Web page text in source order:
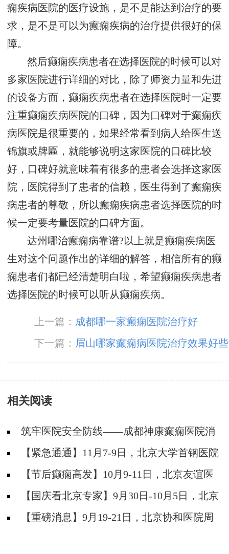
痫疾病医院的医疗设施，是不是能达到治疗的要
求，是不是可以为癫痫疾病的治疗提供很好的保
障。
然后癫痫疾病患者在选择医院的时候可以对
多家医院进行详细的对比，除了师资力量和先进
的设备方面，癫痫疾病患者在选择医院时一定要
注重癫痫疾病医院的口碑，因为口碑对于癫痫疾
病医院是很重要的，如果经常看到病人给医生送
锦旗或牌匾，就能够说明这家医院的口碑比较
好，口碑好就意味着有很多的患者会选择这家医
院，医院得到了患者的信赖，医生得到了癫痫疾
病患者的尊敬，所以癫痫疾病患者选择医院的时
候一定要考量医院的口碑方面。
达州哪治癫痫病靠谱?以上就是癫痫疾病医
生对这个问题作出的详细的解答，相信所有的癫
痫患者们都已经清楚明白啦，希望癫痫疾病患者
选择医院的时候可以听从癫痫疾病。
上一篇： 成都哪一家癫痫医院治疗好
下一篇： 眉山哪家癫痫病医院治疗效果好些
相关阅读
筑牢医院安全防线——成都神康癫痫医院消
防安全培训纪实
【紧急通通】11月7-9日，北京大学首钢医院
神经内科胡颖教授亲临成都会诊，破解癫痫疑难
【节后癫痫高发】10月9-11日，北京友谊医
院陈葵博士免费会诊+治疗援助，破解癫痫难
题！
【国庆看北京专家】9月30日-10月5日，北京
天坛&首钢医院两大专家蓉城亲诊+癫痫大额救
【重磅消息】9月19-21日，北京协和医院周